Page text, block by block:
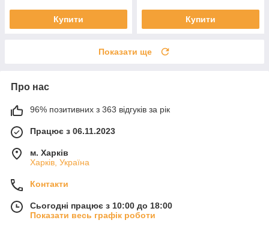
Купити Купити
Показати ще
Про нас
96% позитивних з 363 відгуків за рік
Працює з 06.11.2023
м. Харків
Харків, Україна
Контакти
Сьогодні працює з 10:00 до 18:00
Показати весь графік роботи